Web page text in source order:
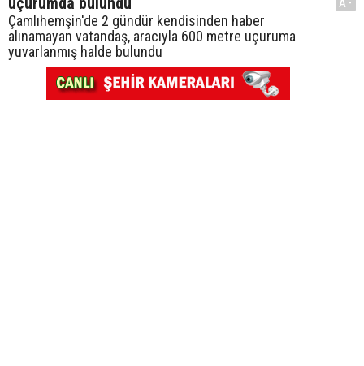
Çamlıhemşin'de 2 gündür kendisinden haber
alınamayan vatandaş, aracıyla 600 metre uçuruma
yuvarlanmış halde bulundu